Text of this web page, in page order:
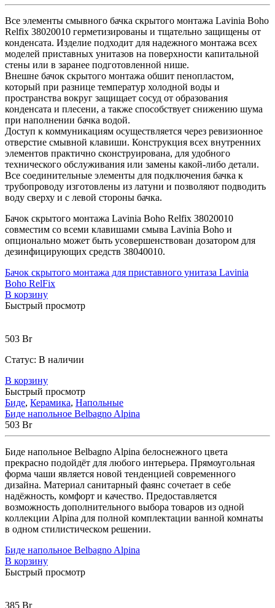
Комплекты (подвесной унитаз +
инсталляция)(20)
Комплекты (приставной унитаз +
инсталляция) (4)
Напольные(40) Подвесные
Приставные(12)
Цена
Ценовой фильтр
Brands+
Abber(10)
Adema (5)
Art&Max(8)
Belbagno(111)
BLB (13)
Bravat(74)
Cersanit(22)
(25)
Coliseum
Grohe
iRegio(5)
Lavinia Boho(47)
Roca(31)
WasserKraft(59)
Wotte(2)
Ваннбок(12)
Метакам(48)
Универсал(8)
Все элементы смывного бачка скрытого монтажа Lavinia Boho
Relfix 38020010 герметизированы и тщательно защищены от
конденсата. Изделие подходит для надежного монтажа всех
моделей приставных унитазов на поверхности капитальной
стены или в заранее подготовленной нише.
Внешне бачок скрытого монтажа обшит пенопластом,
который при разнице температур холодной воды и
пространства вокруг защищает сосуд от образования
конденсата и плесени, а также способствует снижению шума
при наполнении бачка водой.
Доступ к коммуникациям осуществляется через ревизионное
отверстие смывной клавиши. Конструкция всех внутренних
элементов практично сконструирована, для удобного
технического обслуживания или замены какой-либо детали.
Все соединительные элементы для подключения бачка к
трубопроводу изготовлены из латуни и позволяют подводить
воду сверху и с левой стороны бачка.
Бачок скрытого монтажа Lavinia Boho Relfix 38020010
совместим со всеми клавишами смыва Lavinia Boho и
опционально может быть усовершенствован дозатором для
дезинфицирующих средств 38040010.
Бачок скрытого монтажа для приставного унитаза Lavinia
Boho RelFix
В корзину
Быстрый просмотр
503 Br
Статус: В наличии
В корзину
Быстрый просмотр
Биде, Керамика, Напольные
Биде напольное Belbagno Alpina
503 Br
Биде напольное Belbagno Alpina белоснежного цвета
прекрасно подойдёт для любого интерьера. Прямоугольная
форма чаши является новой тенденцией современного
дизайна. Материал санитарный фаянс сочетает в себе
надёжность, комфорт и качество. Предоставляется
возможность дополнительного выбора товаров из одной
коллекции Alpina для полной комплектации ванной комнаты
в одном стилистическом решении.
Биде напольное Belbagno Alpina
В корзину
Быстрый просмотр
385 Br